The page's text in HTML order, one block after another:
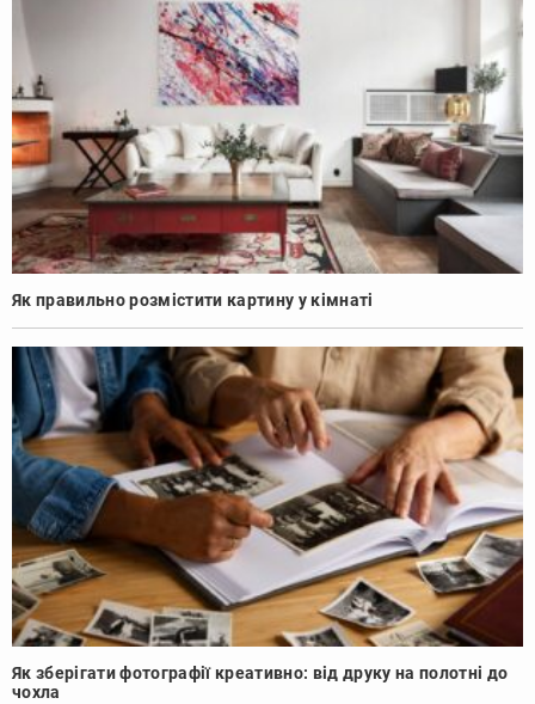
Як правильно розмістити картину у кімнаті
Як зберігати фотографії креативно: від друку на полотні до
чохла